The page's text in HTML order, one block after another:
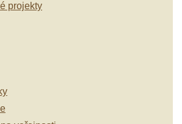
projekty